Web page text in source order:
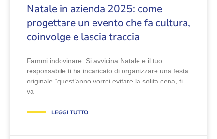
Natale in azienda 2025: come
progettare un evento che fa cultura,
coinvolge e lascia traccia
Fammi indovinare. Si avvicina Natale e il tuo
responsabile ti ha incaricato di organizzare una festa
originale “quest’anno vorrei evitare la solita cena, ti
va
LEGGI TUTTO